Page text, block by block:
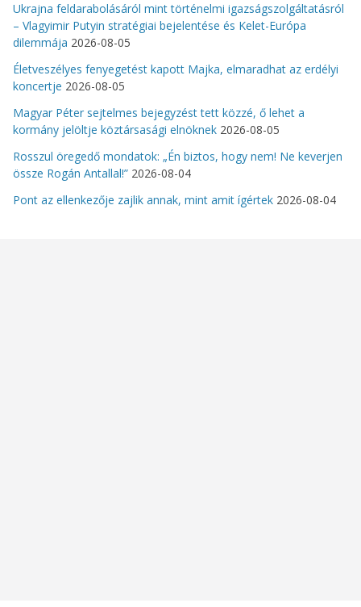
Ukrajna feldarabolásáról mint történelmi igazságszolgáltatásról
– Vlagyimir Putyin stratégiai bejelentése és Kelet-Európa
dilemmája 2026-08-05
Életveszélyes fenyegetést kapott Majka, elmaradhat az erdélyi
koncertje 2026-08-05
Magyar Péter sejtelmes bejegyzést tett közzé, ő lehet a
kormány jelöltje köztársasági elnöknek 2026-08-05
Rosszul öregedő mondatok: „Én biztos, hogy nem! Ne keverjen
össze Rogán Antallal!” 2026-08-04
Pont az ellenkezője zajlik annak, mint amit ígértek 2026-08-04